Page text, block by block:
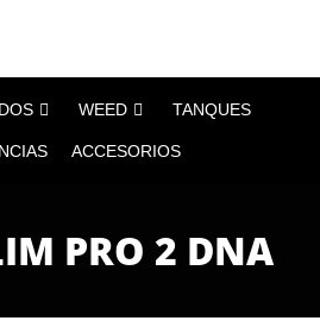
WEED TANQUES
ACCESORIOS
PRO 2 DNA